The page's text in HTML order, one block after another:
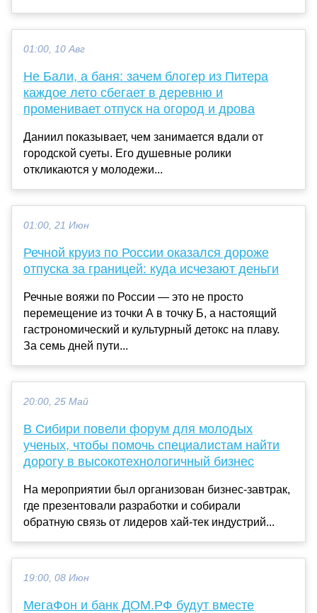
01:00, 10 Авг
Не Бали, а баня: зачем блогер из Питера
каждое лето сбегает в деревню и
променивает отпуск на огород и дрова
Даниил показывает, чем занимается вдали от
городской суеты. Его душевные ролики
откликаются у молодежи...
01:00, 21 Июн
Речной круиз по России оказался дороже
отпуска за границей: куда исчезают деньги
Речные вояжи по России — это не просто
перемещение из точки А в точку Б, а настоящий
гастрономический и культурный детокс на плаву.
За семь дней пути...
20:00, 25 Май
В Сибири повели форум для молодых
ученых, чтобы помочь специалистам найти
дорогу в высокотехнологичный бизнес
На мероприятии был организован бизнес-завтрак,
где презентовали разработки и собирали
обратную связь от лидеров хай-тек индустрий...
19:00, 08 Июн
МегаФон и банк ДОМ.РФ будут вместе